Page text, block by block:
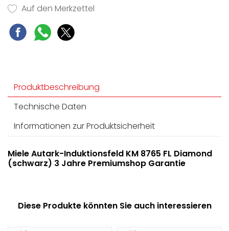
Auf den Merkzettel
Produktbeschreibung
Technische Daten
Informationen zur Produktsicherheit
Miele Autark-Induktionsfeld KM 8765 FL Diamond
(schwarz) 3 Jahre Premiumshop Garantie
Diese Produkte könnten Sie auch interessieren